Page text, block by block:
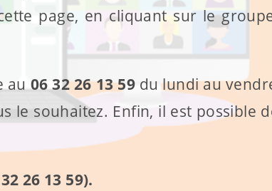
page, en cliquant sur le
au06 32 26 13 59 du lundi au
le souhaitez. Enfin, il est possible
26 13 59).